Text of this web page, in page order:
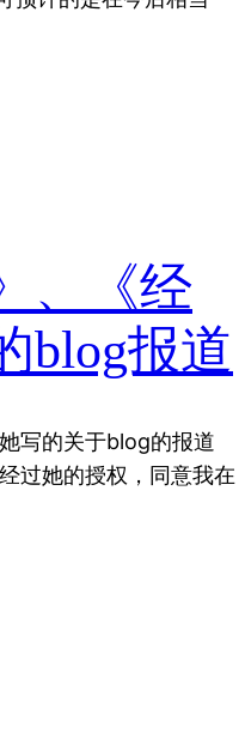
、《经
blog报道
写的关于blog的报道
过她的授权，同意我在